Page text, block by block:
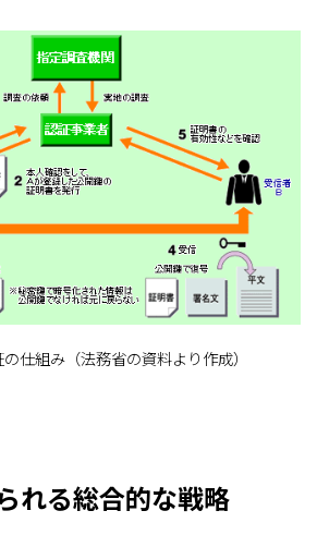
仕組み（法務省の資料より作成）
れる総合的な戦略